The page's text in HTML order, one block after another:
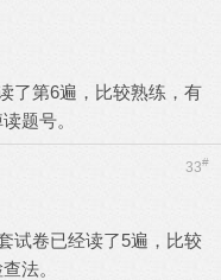
了第6遍，比较熟练，有
题号。
33#
试卷已经读了5遍，比较
法。